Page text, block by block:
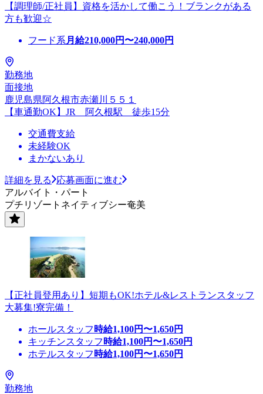
【調理師/正社員】資格を活かして働こう！ブランクがある
方も歓迎☆
フード系 月給210,000円〜240,000円
勤務地
面接地
鹿児島県阿久根市赤瀬川５５１
【車通勤OK】JR 阿久根駅 徒歩15分
交通費支給
未経験OK
まかないあり
詳細を見る
応募画面に進む
アルバイト・パート
プチリゾートネイティブシー奄美
【正社員登用あり】短期もOK!ホテル&レストランスタッフ
大募集!寮完備！
ホールスタッフ 時給1,100円〜1,650円
キッチンスタッフ 時給1,100円〜1,650円
ホテルスタッフ 時給1,100円〜1,650円
勤務地